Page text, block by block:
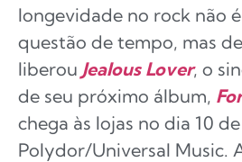
longevidade no rock não
questão de tempo, mas
liberou Jealous Lover, o
de seu próximo álbum,
chega às lojas no dia 10
Polydor/Universal Music.